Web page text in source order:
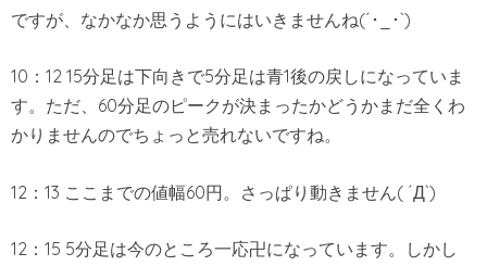
ですが、なかなか思うようにはいきませんね(´･_･`)
10：12 15分足は下向きで5分足は青1後の戻しになっていま
す。ただ、60分足のピークが決まったかどうかまだ全くわ
かりませんのでちょっと売れないですね。
12：13 ここまでの値幅60円。さっぱり動きません( ´Д`)
12：15 5分足は今のところ一応卍になっています。しかし